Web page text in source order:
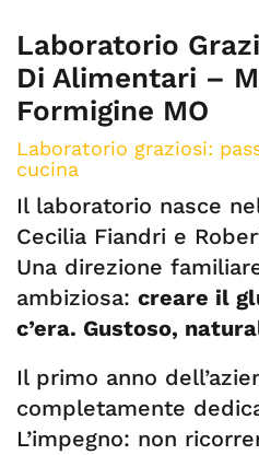
Laboratorio
Di Alimentari –
Formigine MO
Laboratorio graziosi:
cucina
Il laboratorio nasce
Cecilia Fiandri e
Una direzione
ambiziosa: creare il
c’era. Gustoso,
Il primo anno
completamente
L’impegno: non